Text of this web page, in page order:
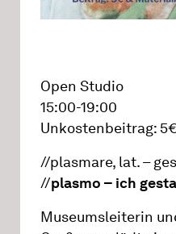
Open Studio
15:00-19:00
Unkostenbeitrag:
//plasmare, lat. –
//plasmo – ich
Museumsleiterin